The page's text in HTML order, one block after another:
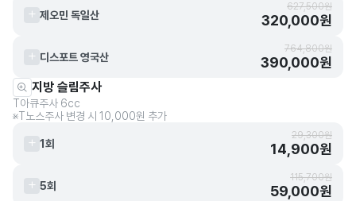
제오민 독일산
627,500원
320,000원
디스포트 영국산
764,800원
390,000원
지방 슬림주사
T아큐주사 6cc
※T노스주사 변경 시 10,000원 추가
1회
29,300원
14,900원
5회
115,700원
59,000원